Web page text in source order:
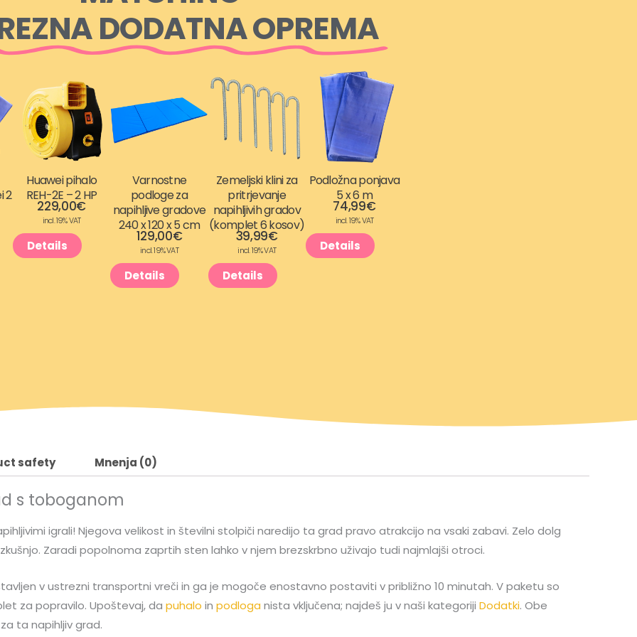
DODATNA OPREMA
2
Huawei pihalo
REH-2E – 2 HP
229,00€
incl. 19% VAT
Details
Varnostne
podloge za
napihljive gradove
240 x 120 x 5 cm
129,00€
incl. 19% VAT
Details
Zemeljski klini za
pritrjevanje
napihljivih gradov
(komplet 6 kosov)
39,99€
incl. 19% VAT
Details
Podložna ponjava
5 x 6 m
74,99€
incl. 19% VAT
Details
safety Mnenja (0)
s toboganom
igrali! Njegova velikost in številni stolpiči naredijo ta grad pravo atrakcijo na vsaki zabavi. Zelo dolg
Zaradi popolnoma zaprtih sten lahko v njem brezskrbno uživajo tudi najmlajši otroci.
v ustrezni transportni vreči in ga je mogoče enostavno postaviti v približno 10 minutah. V paketu so
za popravilo. Upoštevaj, dapuhalo inpodloga nista vključena; najdeš ju v naši kategorijiDodatki. Obe
ta napihljiv grad.